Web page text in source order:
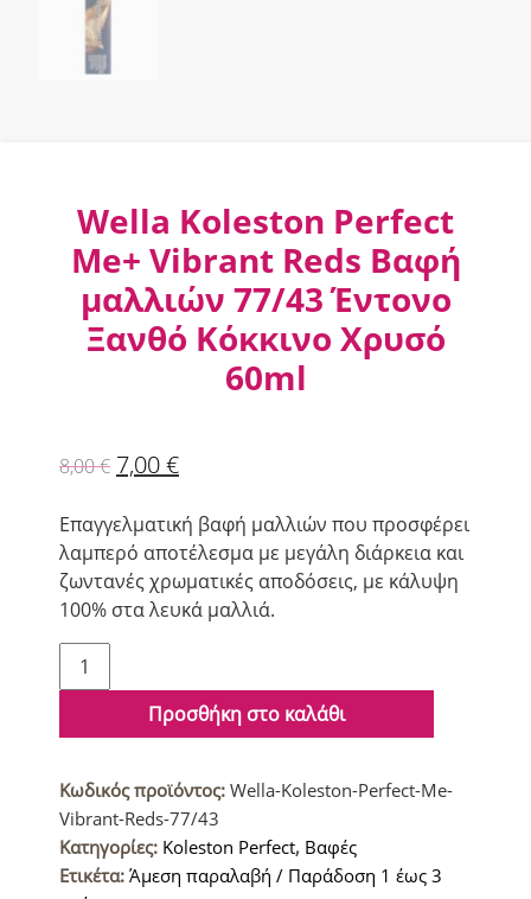
Wella Koleston Perfect
Me+ Vibrant Reds Βαφή
μαλλιών 77/43 Έντονο
Ξανθό Κόκκινο Χρυσό
60ml
8,00€ 7,00€
Επαγγελματική βαφή μαλλιών που προσφέρει
λαμπερό αποτέλεσμα με μεγάλη διάρκεια και
ζωντανές χρωματικές αποδόσεις, με κάλυψη
100% στα λευκά μαλλιά.
Wella
Koleston
Me+
Reds
Βαφή
μαλλιών
77/43
Προσθήκη στο καλάθι
Κωδικός προϊόντος: Wella-Koleston-Perfect-Me-
Vibrant-Reds-77/43
Κατηγορίες: Koleston Perfect, Βαφές
Ετικέτα: Άμεση παραλαβή / Παράδοση 1 έως 3